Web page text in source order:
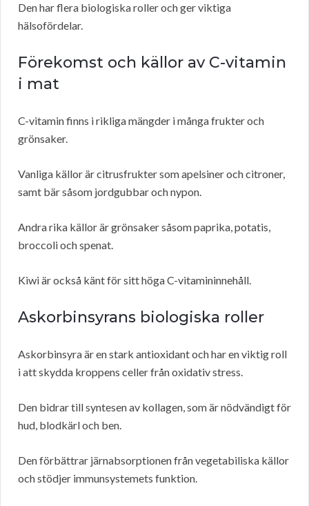
Den har flera biologiska roller och ger viktiga
hälsofördelar.
Förekomst och källor av C-vitamin
i mat
C-vitamin finns i rikliga mängder i många frukter och
grönsaker.
Vanliga källor är citrusfrukter som apelsiner och citroner,
samt bär såsom jordgubbar och nypon.
Andra rika källor är grönsaker såsom paprika, potatis,
broccoli och spenat.
Kiwi är också känt för sitt höga C-vitamininnehåll.
Askorbinsyrans biologiska roller
Askorbinsyra är en stark antioxidant och har en viktig roll
i att skydda kroppens celler från oxidativ stress.
Den bidrar till syntesen av kollagen, som är nödvändigt för
hud, blodkärl och ben.
Den förbättrar järnabsorptionen från vegetabiliska källor
och stödjer immunsystemets funktion.